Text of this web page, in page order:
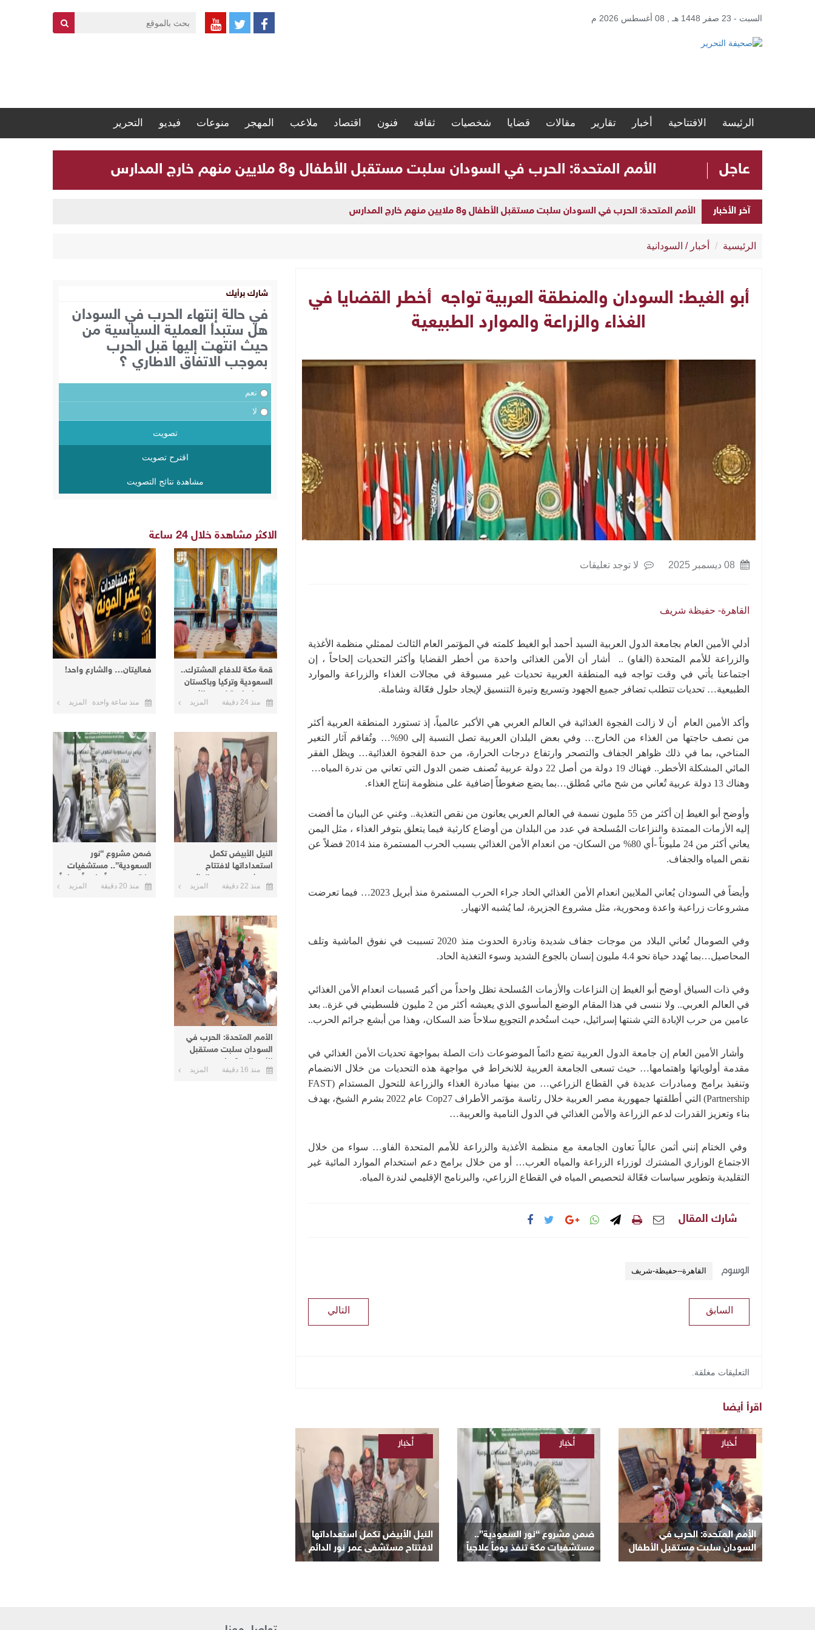
السبت - 23 صفر 1448 هـ , 08 أغسطس 2026 م
الرئيسة الافتتاحية أخبار تقارير مقالات قضايا شخصيات ثقافة فنون اقتصاد ملاعب المهجر منوعات فيديو التحرير
عاجل الأمم المتحدة: الحرب في السودان سلبت مستقبل الأطفال و8 ملايين منهم خارج المدارس
آخر الأخبار الأمم المتحدة: الحرب في السودان سلبت مستقبل الأطفال و8 ملايين منهم خارج المدارس
ضمن مشروع “نور السعودية”.. مستشفيات مكة تنفذ يوماً علاجياً مجانياً بأم درمان وتعلن يوماً آخر بالبحر الأحمر
الرئيسية أخبار / السودانية
أبو الغيط: السودان والمنطقة العربية تواجه أخطر القضايا في
الغذاء والزراعة والموارد الطبيعية
لا توجد تعليقات
القاهرة- حفيظة شريف
أدلي الأمين العام بجامعة الدول العربية السيد أحمد أبو الغيط كلمته في المؤتمر العام الثالث لممثلي منظمة الأغذية
والزراعة للأمم المتحدة (الفاو) .. أشار أن الأمن الغذائى واحدة من أخطر القضايا وأكثر التحديات إلحاحاً ، إن
اجتماعنا يأتي في وقت تواجه فيه المنطقة العربية تحديات غير مسبوقة في مجالات الغذاء والزراعة والموارد
الطبيعية… تحديات تتطلب تضافر جميع الجهود وتسريع وتيرة التنسيق لإيجاد حلول فعّالة وشاملة.
وأكد الأمين العام أن لا زالت الفجوة الغذائية في العالم العربي هي الأكبر عالمياً، إذ تستورد المنطقة العربية أكثر
من نصف حاجتها من الغذاء من الخارج… وفي بعض البلدان العربية تصل النسبة إلى 90%… وتُفاقم آثار التغير
المناخي، بما في ذلك ظواهر الجفاف والتصحر وارتفاع درجات الحرارة، من حدة الفجوة الغذائية… ويظل الفقر
المائي المشكلة الأخطر.. فهناك 19 دولة من أصل 22 دولة عربية تُصنف ضمن الدول التي تعاني من ندرة المياه…
وهناك 13 دولة عربية تُعاني من شح مائي مُطلق…بما يضع ضغوطاً إضافية على منظومة إنتاج الغذاء.
وأوضح أبو الغيط إن أكثر من 55 مليون نسمة في العالم العربي يعانون من نقص التغذية.. وغني عن البيان ما أفضت
إليه الأزمات الممتدة والنزاعات المُسلحة في عدد من البلدان من أوضاع كارثية فيما يتعلق بتوفر الغذاء ، مثل اليمن
يعاني أكثر من 24 مليوناً -أي 80% من السكان- من انعدام الأمن الغذائي بسبب الحرب المستمرة منذ 2014 فضلاً عن
نقص المياه والجفاف.
وأيضاً في السودان يُعاني الملايين انعدام الأمن الغذائي الحاد جراء الحرب المستمرة منذ أبريل 2023… فيما تعرضت
مشروعات زراعية واعدة ومحورية، مثل مشروع الجزيرة، لما يُشبه الانهيار.
وفي الصومال تُعاني البلاد من موجات جفاف شديدة ونادرة الحدوث منذ 2020 تسببت في نفوق الماشية وتلف
المحاصيل…بما يُهدد حياة نحو 4.4 مليون إنسان بالجوع الشديد وسوء التغذية الحاد.
وفي ذات السياق أوضح أبو الغيط إن النزاعات والأزمات المُسلحة تظل واحداً من أكبر مُسببات انعدام الأمن الغذائي
في العالم العربي.. ولا ننسى في هذا المقام الوضع المأسوي الذي يعيشه أكثر من 2 مليون فلسطيني في غزة.. بعد
عامين من حرب الإبادة التي شنتها إسرائيل، حيث استُخدم التجويع سلاحاً ضد السكان، وهذا من أبشع جرائم الحرب..
وأشار الأمين العام إن جامعة الدول العربية تضع دائماً الموضوعات ذات الصلة بمواجهة تحديات الأمن الغذائي في
مقدمة أولوياتها واهتمامها… حيث تسعى الجامعة العربية للانخراط في مواجهة هذه التحديات من خلال الانضمام
وتنفيذ برامج ومبادرات عديدة في القطاع الزراعي… من بينها مبادرة الغذاء والزراعة للتحول المستدام (FAST
Partnership) التي أطلقتها جمهورية مصر العربية خلال رئاسة مؤتمر الأطراف Cop27 عام 2022 بشرم الشيخ، بهدف
بناء وتعزيز القدرات لدعم الزراعة والأمن الغذائي في الدول النامية والعربية…
وفي الختام إنني أثمن عالياً تعاون الجامعة مع منظمة الأغذية والزراعة للأمم المتحدة الفاو… سواء من خلال
الاجتماع الوزاري المشترك لوزراء الزراعة والمياه العرب… أو من خلال برامج دعم استخدام الموارد المائية غير
التقليدية وتطوير سياسات فعّالة لتحصيص المياه في القطاع الزراعي، والبرنامج الإقليمي لندرة المياه.
شارك المقال
الوسوم القاهرة--حفيظة-شريف
التالي السابق
التعليقات مغلقة.
اقرأ أيضا
الأمم المتحدة: الحرب في
السودان سلبت مستقبل الأطفال
و8 ملايين منهم خارج المدارس
أخبار
/
السودانية
ضمن مشروع “نور السعودية”..
مستشفيات مكة تنفذ يوماً علاجياً
مجانياً بأم درمان وتعلن يوماً آخر
أخبار
السودانية
النيل الأبيض تكمل استعداداتها
لافتتاح مستشفى عمر نور الدائم
بمنطقة نعيمة اليوم
أخبار
/
السودانية
شارك برأيك
في حالة إنتهاء الحرب في السودان
هل ستبدأ العملية السياسية من
حيث انتهت إليها قبل الحرب
بموجب الاتفاق الاطاري ؟
نعم
لا
تصويت
اقترح تصويت
مشاهدة نتائج التصويت
الاكثر مشاهدة خلال 24 ساعة
قمة مكة للدفاع المشترك..
السعودية وتركيا وباكستان
توقع اتفاقية لتعزيز الأمن
والردع
منذ 24 دقيقة المزيد
فعاليتان… والشارع واحد!
منذ ساعة واحدة المزيد
النيل الأبيض تكمل
استعداداتها لافتتاح
مستشفى عمر نور الدائم
بمنطقة نعيمة اليوم
منذ 22 دقيقة المزيد
ضمن مشروع “نور
السعودية”.. مستشفيات
مكة تنفذ يوماً علاجياً مجانياً
بأم درمان وتعلن يوماً آخر
منذ 20 دقيقة المزيد
الأمم المتحدة: الحرب في
السودان سلبت مستقبل
الأطفال و8 ملايين منهم
خارج المدارس
منذ 16 دقيقة المزيد